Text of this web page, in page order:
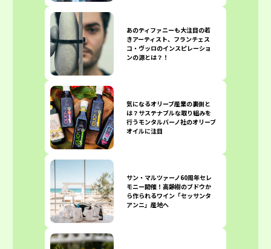
あのティファニーも大注目の若
きアーティスト、フランチェス
コ・ヴッロのインスピレーショ
ンの源とは？！
気になるオリーブ産業の裏側と
は？サステナブルな取り組みを
行うモンタルバーノ社のオリーブ
オイルに注目
サン・マルツァーノ60周年セレ
モニー開催！高齢樹のブドウか
ら作られるワイン「セッサンタ
アンニ」産地へ